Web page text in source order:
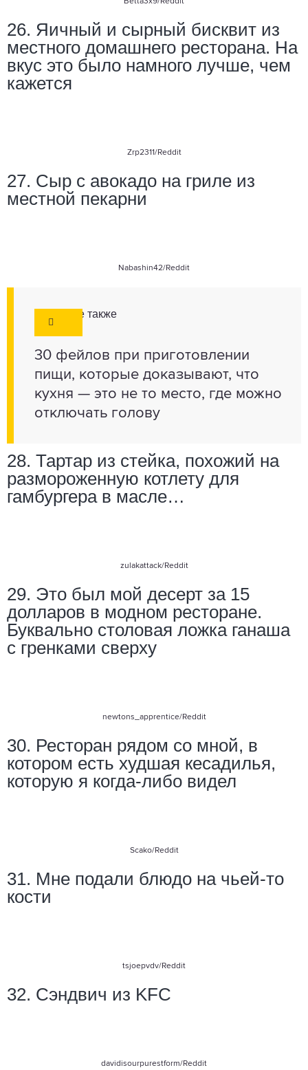
26. Яичный и сырный бисквит из
местного домашнего ресторана. На
вкус это было намного лучше, чем
кажется
Zrp2311/Reddit
27. Сыр с авокадо на гриле из
местной пекарни
Nabashin42/Reddit
Смотрите также
30 фейлов при приготовлении
пищи, которые доказывают, что
кухня — это не то место, где можно
отключать голову
28. Тартар из стейка, похожий на
размороженную котлету для
гамбургера в масле…
zulakattack/Reddit
29. Это был мой десерт за 15
долларов в модном ресторане.
Буквально столовая ложка ганаша
с гренками сверху
newtons_apprentice/Reddit
30. Ресторан рядом со мной, в
котором есть худшая кесадилья,
которую я когда-либо видел
Scako/Reddit
31. Мне подали блюдо на чьей-то
кости
tsjoepvdv/Reddit
32. Сэндвич из KFC
davidisourpurestform/Reddit